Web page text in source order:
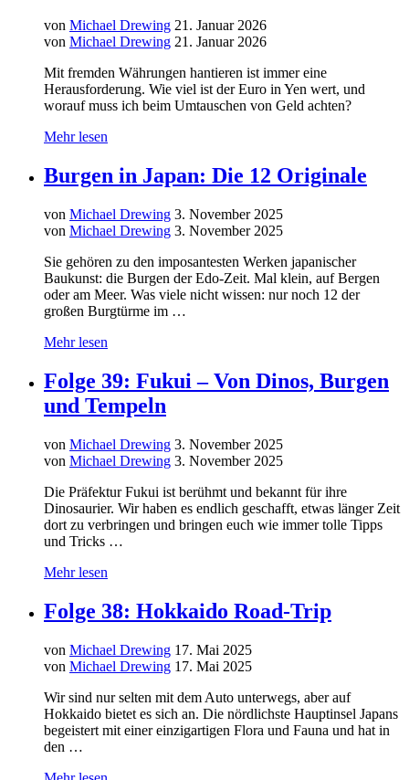
von Michael Drewing 21. Januar 2026
von Michael Drewing 21. Januar 2026
Mit fremden Währungen hantieren ist immer eine
Herausforderung. Wie viel ist der Euro in Yen wert, und
worauf muss ich beim Umtauschen von Geld achten?
Mehr lesen
Burgen in Japan: Die 12 Originale
von Michael Drewing 3. November 2025
von Michael Drewing 3. November 2025
Sie gehören zu den imposantesten Werken japanischer
Baukunst: die Burgen der Edo-Zeit. Mal klein, auf Bergen
oder am Meer. Was viele nicht wissen: nur noch 12 der
großen Burgtürme im …
Mehr lesen
Folge 39: Fukui – Von Dinos, Burgen
und Tempeln
von Michael Drewing 3. November 2025
von Michael Drewing 3. November 2025
Die Präfektur Fukui ist berühmt und bekannt für ihre
Dinosaurier. Wir haben es endlich geschafft, etwas länger Zeit
dort zu verbringen und bringen euch wie immer tolle Tipps
und Tricks …
Mehr lesen
Folge 38: Hokkaido Road-Trip
von Michael Drewing 17. Mai 2025
von Michael Drewing 17. Mai 2025
Wir sind nur selten mit dem Auto unterwegs, aber auf
Hokkaido bietet es sich an. Die nördlichste Hauptinsel Japans
begeistert mit einer einzigartigen Flora und Fauna und hat in
den …